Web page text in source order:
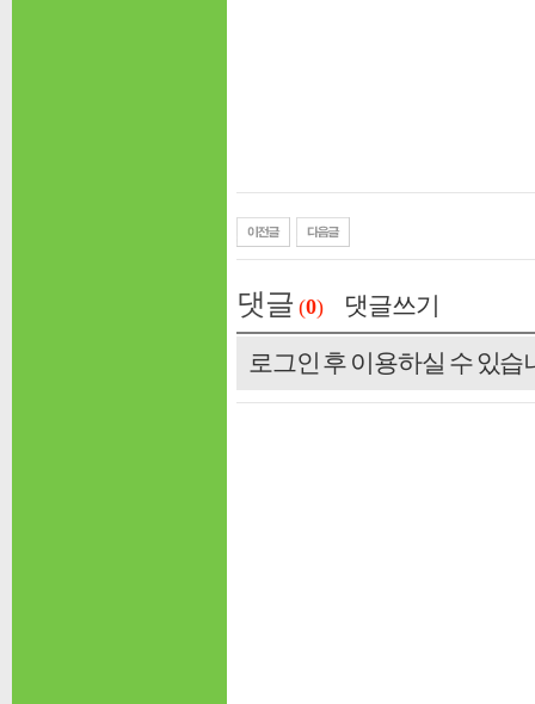
댓글(0)
댓글쓰기
로그인 후 이용하실 수 있